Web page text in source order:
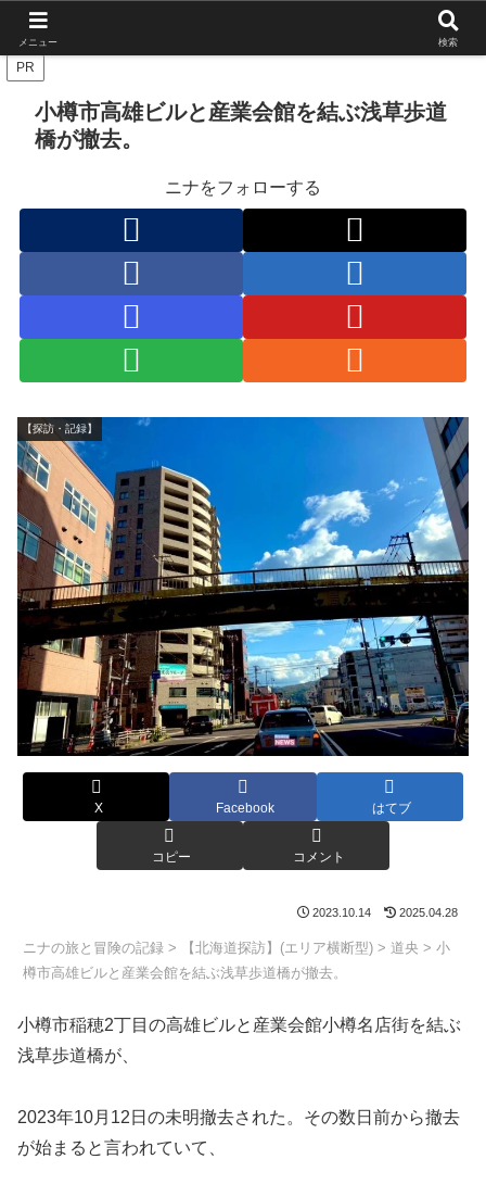
PR
小樽市高雄ビルと産業会館を結ぶ浅草歩道
橋が撤去。
ニナをフォローする
【探訪・記録】
X Facebook はてブ
コピー コメント
2023.10.14 2025.04.28
ニナの旅と冒険の記録 > 【北海道探訪】(エリア横断型) > 道央 >小
樽市高雄ビルと産業会館を結ぶ浅草歩道橋が撤去。
小樽市稲穂2丁目の高雄ビルと産業会館小樽名店街を結ぶ
浅草歩道橋が、
2023年10月12日の未明撤去された。その数日前から撤去
が始まると言われていて、
メニュー 検索